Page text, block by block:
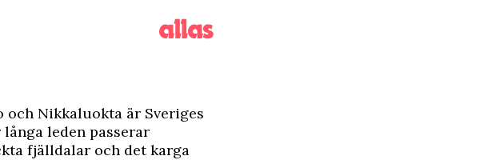
och Nikkaluokta är Sveriges
leden passerar
fjälldalar och det karga